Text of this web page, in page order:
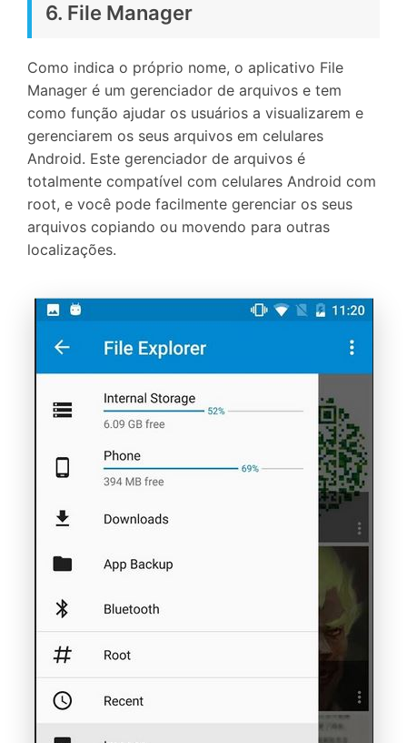
6. File Manager
Como indica o próprio nome, o aplicativo File
Manager é um gerenciador de arquivos e tem
como função ajudar os usuários a visualizarem e
gerenciarem os seus arquivos em celulares
Android. Este gerenciador de arquivos é
totalmente compatível com celulares Android com
root, e você pode facilmente gerenciar os seus
arquivos copiando ou movendo para outras
localizações.